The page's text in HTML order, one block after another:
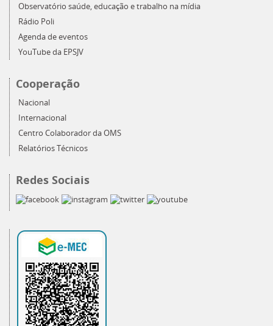
Observatório saúde, educação e trabalho na mídia
Rádio Poli
Agenda de eventos
YouTube da EPSJV
Cooperação
Nacional
Internacional
Centro Colaborador da OMS
Relatórios Técnicos
Redes Sociais